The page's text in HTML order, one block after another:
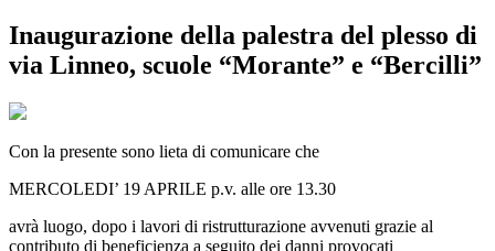
Inaugurazione della palestra del plesso di
via Linneo, scuole “Morante” e “Bercilli”
Con la presente sono lieta di comunicare che
MERCOLEDI’ 19 APRILE p.v. alle ore 13.30
avrà luogo, dopo i lavori di ristrutturazione avvenuti grazie al
contributo di beneficienza a seguito dei danni provocati